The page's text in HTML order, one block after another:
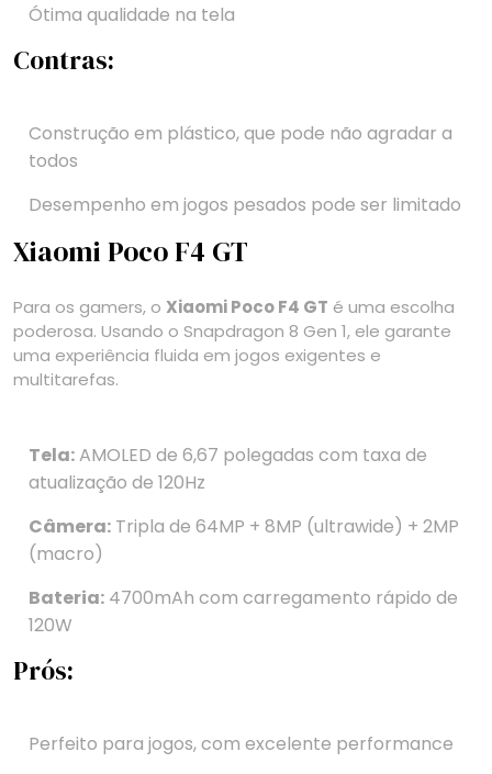
Ótima qualidade na tela
Contras:
Construção em plástico, que pode não agradar a
todos
Desempenho em jogos pesados pode ser limitado
Xiaomi Poco F4 GT
Para os gamers, o Xiaomi Poco F4 GT é uma escolha
poderosa. Usando o Snapdragon 8 Gen 1, ele garante
uma experiência fluida em jogos exigentes e
multitarefas.
Tela:AMOLED de 6,67 polegadas com taxa de
atualização de 120Hz
Câmera: Tripla de 64MP + 8MP (ultrawide) + 2MP
(macro)
Bateria: 4700mAh com carregamento rápido de
120W
Prós:
Perfeito para jogos, com excelente performance